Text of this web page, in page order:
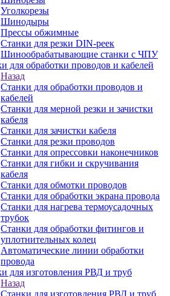
Уголкорезы
Шинодыры
Прессы обжимные
Станки для резки DIN-реек
Шинообрабатывающие станки с ЧПУ
для обработки проводов и кабелей
Назад
Станки для обработки проводов и
кабелей
Станки для мерной резки и зачистки
кабеля
Станки для зачистки кабеля
Станки для резки проводов
Станки для опрессовки наконечников
Станки для гибки и скручивания
кабеля
Станки для обмотки проводов
Станки для обработки экрана провода
Станки для нагрева термоусадочных
трубок
Станки для обработки фитингов и
уплотнительных колец
Автоматические линии обработки
провода
для изготовления РВД и труб
Назад
Станки для изготовления РВД и труб